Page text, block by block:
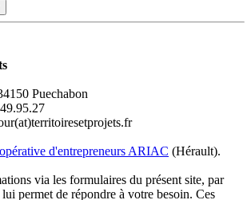
Puechabon
d'entrepreneurs ARIAC (Hérault).
via les formulaires du présent site, par
permet de répondre à votre besoin. Ces